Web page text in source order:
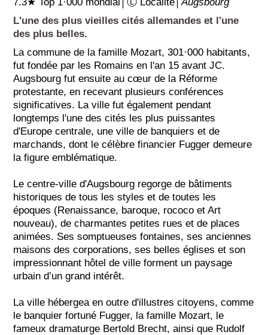
L'une des plus vieilles cités allemandes et l'une
des plus belles.
La commune de la famille Mozart, 301·000 habitants,
fut fondée par les Romains en l'an 15 avant JC.
Augsbourg fut ensuite au cœur de la Réforme
protestante, en recevant plusieurs conférences
significatives. La ville fut également pendant
longtemps l'une des cités les plus puissantes
d'Europe centrale, une ville de banquiers et de
marchands, dont le célèbre financier Fugger demeure
la figure emblématique.
Le centre-ville d'Augsbourg regorge de bâtiments
historiques de tous les styles et de toutes les
époques (Renaissance, baroque, rococo et Art
nouveau), de charmantes petites rues et de places
animées. Ses somptueuses fontaines, ses anciennes
maisons des corporations, ses belles églises et son
impressionnant hôtel de ville forment un paysage
urbain d’un grand intérêt.
La ville hébergea en outre d'illustres citoyens, comme
le banquier fortuné Fugger, la famille Mozart, le
fameux dramaturge Bertold Brecht, ainsi que Rudolf